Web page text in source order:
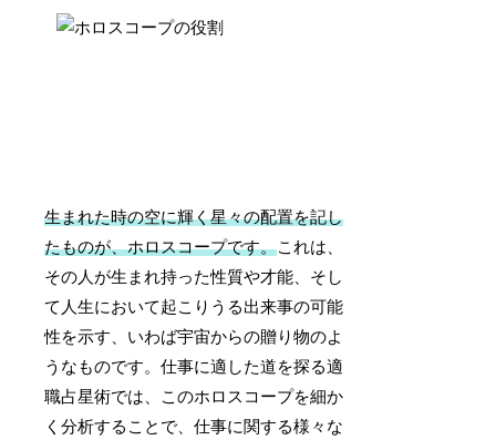
生まれた時の空に輝く星々の配置を記し
たものが、ホロスコープです。これは、
その人が生まれ持った性質や才能、そし
て人生において起こりうる出来事の可能
性を示す、いわば宇宙からの贈り物のよ
うなものです。仕事に適した道を探る適
職占星術では、このホロスコープを細か
く分析することで、仕事に関する様々な